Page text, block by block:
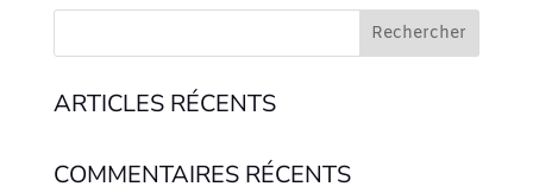
Rechercher
ARTICLES RÉCENTS
COMMENTAIRES RÉCENTS